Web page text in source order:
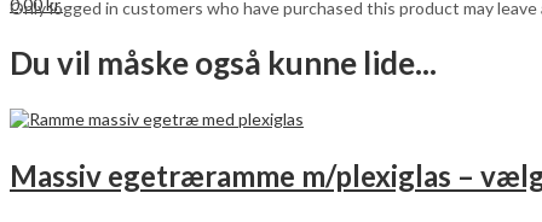
0,00kr.
Only logged in customers who have purchased this product may leave
Du vil måske også kunne lide...
Massiv egetræramme m/plexiglas –